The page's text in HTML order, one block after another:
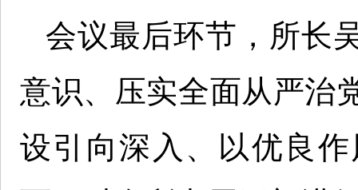
会议最后环节，所长
意识、压实全面从严治
设引向深入、以优良